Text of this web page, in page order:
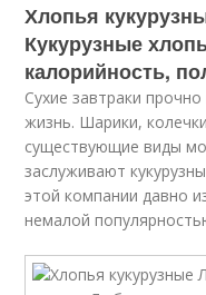
Хлопья
Кукурузные
калорийность,
Сухие завтраки
жизнь. Шарики,
существующие виды
заслуживают
этой компании давно
немалой